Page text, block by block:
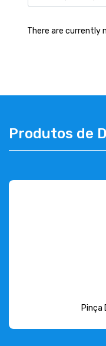
There are currently
Produtos de
Pinça